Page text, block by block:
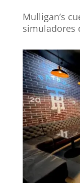
Mulligan’s
simuladores